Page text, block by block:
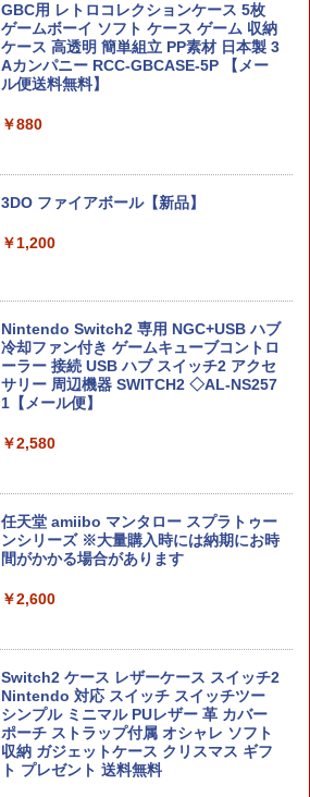
スプラトゥーン レイダース -Switch2
￥6,445
Nintendo Switch 2(日本語・国内専用)
ニンテンドープリペイド番号 9000円|オ
ンラインコード版
￥9,000
ニンテンドープリペイド番号 5000円|オ
ンラインコード版
￥55,000
Beast of Reincarnation -PS5 【特典】
【純正品】ディスクドライブ(CFI-ZDD1
￥11,849
【純正品】DualSense ワイヤレスコン
トローラー ミッドナイト ブラック(CFI-
【純正品】DualSense ワイヤレスコン
トローラー(CFI-ZCT2J)
￥10,737
【純正品】Xbox ワイヤレス コントロー
ラー (ロボット ホワイト)
￥7,681
【純正品】Xbox 充電式バッテリー + US
【純正品】Xbox ワイヤレス コントロー
ラー (カーボンブラック)
トローラー Series 2 Core Edition (ホワ
イト)
カー特典:【坤と離】二振りの剣、十翼よ
り来たる！スタジオ描き下ろしイラスト
ボード付) [Blu-ray]
￥10,780
劇場版「鬼滅の刃」無限城編 第一章 猗
窩座再来 通常版 [DVD]
￥3,523
窩座再来 完全生産限定版 [Blu-ray]
￥8,698
第三章 蛇神 (オリジナル特典:オリジナル
巾着＋メーカー特典:【坤と離】二振りの
剣、十翼より来たる！スタジオ描き下ろ
しイラストボード付) [DVD]
￥8,800
【新品】Switch2 eFootball Kick-Off!
【メール便】
￥3,800
2
￥3,980
スクウェア・エニックス ドラゴンクエス
トXI 過ぎ去りし時を求めて S【Switch
2】 POTPAANVA [POTPAANVA]
￥4,920
めて S Switch2版
￥4,930
【当店独自で＋P10倍★要エントリー】
Reimagined(ドラクエ7 リイマジンド)
スクウェア・エニックス(20260205)
￥5,080
[メール便OK]【新品】【PS5】CRYSTA
R -クライスタ- ［PS5版］[在庫品]
￥2,560
eimagined』ELJM-30807 PS5 ゲームソ
[メール便OK]【新品】【PS5】メタファ
ー：リファンタジオ［PS5版］[在庫品]
￥4,050
【中古】PS5ソフト アサシン クリード
シャドウズ スタンダードエディション
【佐々店】
￥5,000
【特典】METAL GEAR SOLID : MASTE
R COLLECTION Vol.2 PS5版(【早期購
入封入特典】DLCチラシ)
￥5,742
GBC用 レトロコレクションケース 5枚
ゲームボーイ ソフト ケース ゲーム 収納
ケース 高透明 簡単組立 PP素材 日本製 3
Aカンパニー RCC-GBCASE-5P 【メー
ル便送料無料】
￥880
3DO ファイアボール【新品】
￥1,200
Nintendo Switch2 専用 NGC+USB ハブ
冷却ファン付き ゲームキューブコントロ
ーラー 接続 USB ハブ スイッチ2 アクセ
サリー 周辺機器 SWITCH2 ◇AL-NS257
1【メール便】
￥2,580
任天堂 amiibo マンタロー スプラトゥー
ンシリーズ ※大量購入時には納期にお時
間がかかる場合があります
￥2,600
Switch2 ケース レザーケース スイッチ2
Nintendo 対応 スイッチ スイッチツー
シンプル ミニマル PUレザー 革 カバー
ポーチ ストラップ付属 オシャレ ソフト
収納 ガジェットケース クリスマス ギフ
ト プレゼント 送料無料